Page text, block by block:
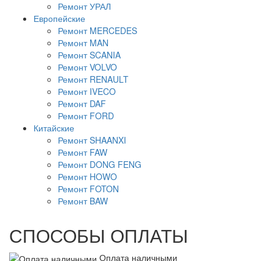
Ремонт УРАЛ
Европейские
Ремонт MERCEDES
Ремонт MAN
Ремонт SCANIA
Ремонт VOLVO
Ремонт RENAULT
Ремонт IVECO
Ремонт DAF
Ремонт FORD
Китайские
Ремонт SHAANXI
Ремонт FAW
Ремонт DONG FENG
Ремонт HOWO
Ремонт FOTON
Ремонт BAW
СПОСОБЫ ОПЛАТЫ
Оплата наличными